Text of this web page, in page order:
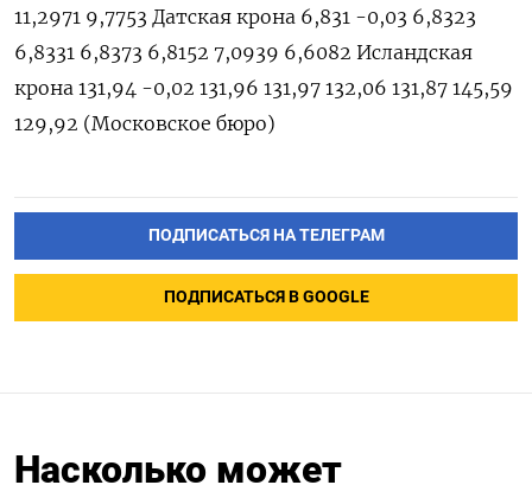
11,2971 9,7753 Датская крона 6,831 -0,03 6,8323
6,8331 6,8373 6,8152 7,0939 6,6082 Исландская
крона 131,94 -0,02 131,96 131,97 132,06 131,87 145,59
129,92 (Московское бюро)
ПОДПИСАТЬСЯ НА ТЕЛЕГРАМ
ПОДПИСАТЬСЯ В GOOGLE
Насколько может